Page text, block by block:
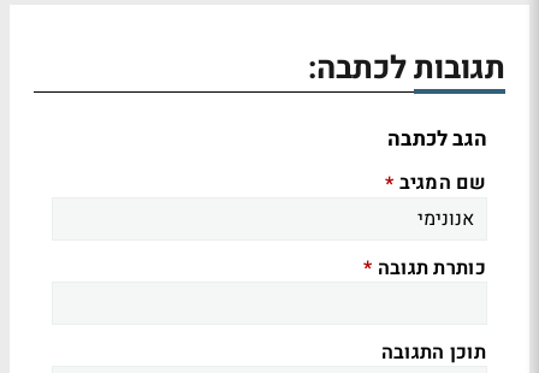
תגובות לכתבה:
הגב לכתבה
שם המגיב *
כותרת תגובה *
תוכן התגובה